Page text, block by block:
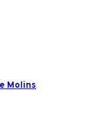
Molins